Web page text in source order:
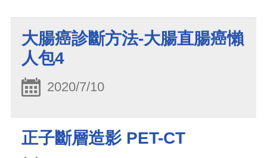
大腸癌診斷方法-大腸直腸癌懶
人包4
2020/7/10
正子斷層造影 PET-CT